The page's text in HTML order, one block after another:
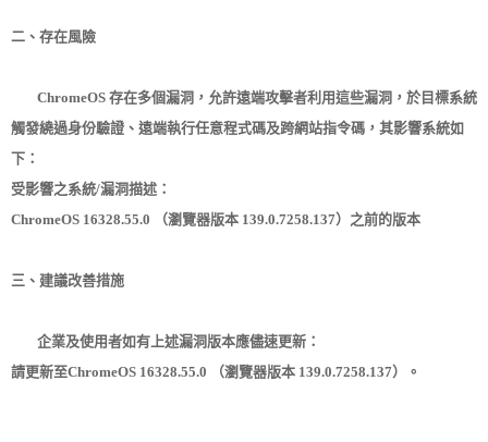
二、存在風險
ChromeOS 存在多個漏洞，允許遠端攻擊者利用這些漏洞，於目標系統
觸發繞過身份驗證、遠端執行任意程式碼及跨網站指令碼，其影響系統如
下：
受影響之系統/漏洞描述：
ChromeOS 16328.55.0 （瀏覽器版本 139.0.7258.137）之前的版本
三、建議改善措施
企業及使用者如有上述漏洞版本應儘速更新：
請更新至ChromeOS 16328.55.0 （瀏覽器版本 139.0.7258.137）。